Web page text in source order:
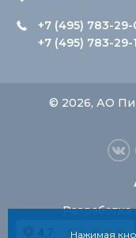
+7 (495) 783-
+7 (495) 783-29-
© 2026, АО
Разработка
Нажимая